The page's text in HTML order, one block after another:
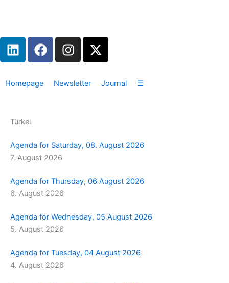
L
i
k
i
F
a
e
I
n
t
m
X
-
w
r
Homepage Newsletter Journal ☰
Türkei
Agenda for Saturday, 08. August 2026
7. August 2026
Agenda for Thursday, 06 August 2026
6. August 2026
Agenda for Wednesday, 05 August 2026
5. August 2026
Agenda for Tuesday, 04 August 2026
4. August 2026